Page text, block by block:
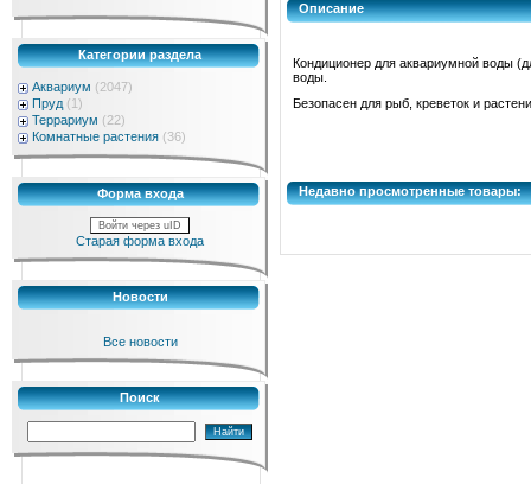
Категории раздела
Аквариум (2047)
Пруд (1)
Террариум (22)
Комнатные растения (36)
Форма входа
Войти через uID
Старая форма входа
Новости
Все новости
Поиск
Описание
Кондиционер для аквариумной воды
воды.
Безопасен для рыб, креветок и
Недавно просмотренные товары: